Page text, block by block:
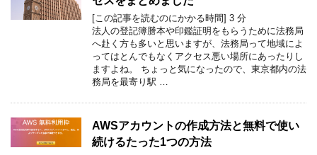
[この記事を読むのにかかる時間] 3 分
法人の登記簿謄本や印鑑証明をもらうために法務局
へ赴く方も多いと思いますが、法務局って地域によ
ってはとんでもなくアクセス悪い場所にあったりし
ますよね。 ちょっと気になったので、東京都内の法
務局を最寄り駅 …
AWSアカウントの作成方法と無料で使い
続けるたった1つの方法